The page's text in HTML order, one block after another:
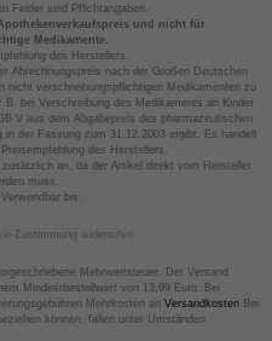
Felder sind Pflichtangaben.
und nicht für
Medikamente.
des Herstellers.
Abrechnungspreis nach der Großen Deutschen
nicht verschreibungspflichtigen Medikamenten zu
bei Verschreibung des Medikaments an Kinder
V aus dem Abgabepreis des pharmazeutischen
in der Fassung zum 31.12.2003 ergibt. Es handelt
des Herstellers.
an, da der Artikel direkt vom Hersteller
muss.
bis.
Zustimmung widerrufen
Mehrwertsteuer. Der Versand
Mindestbestellwert von 13,99 Euro. Bei
Mehrkosten an VersandkostenBei
können, fallen unter Umständen